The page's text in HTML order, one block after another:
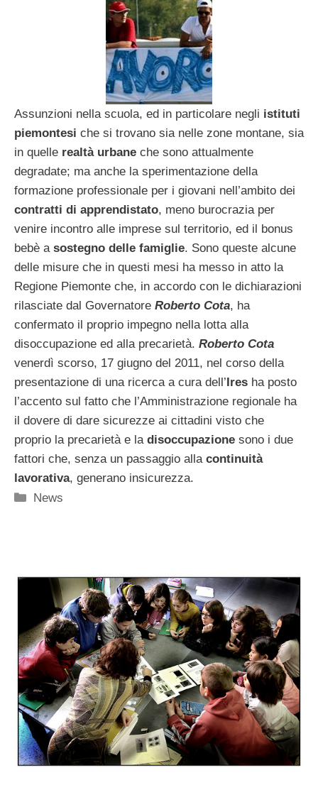
Assunzioni nella scuola, ed in particolare negli istituti
piemontesi che si trovano sia nelle zone montane, sia
in quelle realtà urbane che sono attualmente
degradate; ma anche la sperimentazione della
formazione professionale per i giovani nell’ambito dei
contratti di apprendistato, meno burocrazia per
venire incontro alle imprese sul territorio, ed il bonus
bebè a sostegno delle famiglie. Sono queste alcune
delle misure che in questi mesi ha messo in atto la
Regione Piemonte che, in accordo con le dichiarazioni
rilasciate dal Governatore Roberto Cota, ha
confermato il proprio impegno nella lotta alla
disoccupazione ed alla precarietà. Roberto Cota
venerdì scorso, 17 giugno del 2011, nel corso della
presentazione di una ricerca a cura dell’Ires ha posto
l’accento sul fatto che l’Amministrazione regionale ha
il dovere di dare sicurezze ai cittadini visto che
proprio la precarietà e la disoccupazione sono i due
fattori che, senza un passaggio alla continuità
lavorativa, generano insicurezza.
Categorie
News